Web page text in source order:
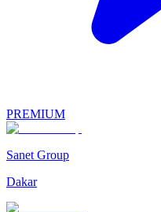
PREMIUM
Sanet Group
Dakar